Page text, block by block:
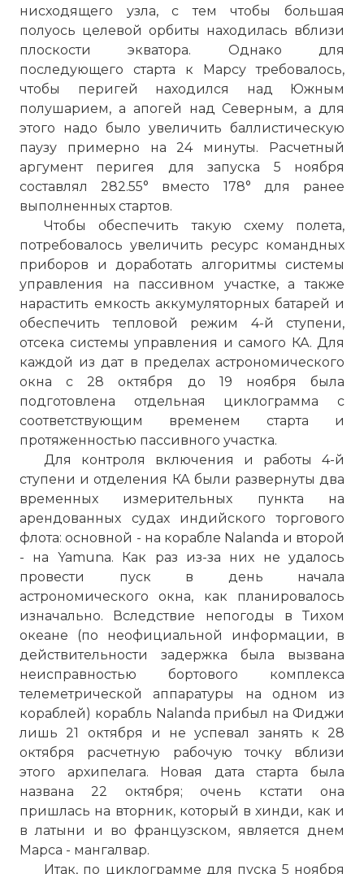
нисходящего узла, с тем чтобы большая
полуось целевой орбиты находилась вблизи
плоскости экватора. Однако для
последующего старта к Марсу требовалось,
чтобы перигей находился над Южным
полушарием, а апогей над Северным, а для
этого надо было увеличить баллистическую
паузу примерно на 24 минуты. Расчетный
аргумент перигея для запуска 5 ноября
составлял 282.55° вместо 178° для ранее
выполненных стартов.
Чтобы обеспечить такую схему полета,
потребовалось увеличить ресурс командных
приборов и доработать алгоритмы системы
управления на пассивном участке, а также
нарастить емкость аккумуляторных батарей и
обеспечить тепловой режим 4-й ступени,
отсека системы управления и самого КА. Для
каждой из дат в пределах астрономического
окна с 28 октября до 19 ноября была
подготовлена отдельная циклограмма с
соответствующим временем старта и
протяженностью пассивного участка.
Для контроля включения и работы 4-й
ступени и отделения КА были развернуты два
временных измерительных пункта на
арендованных судах индийского торгового
флота: основной - на корабле Nalanda и второй
- на Yamuna. Как раз из-за них не удалось
провести пуск в день начала
астрономического окна, как планировалось
изначально. Вследствие непогоды в Тихом
океане (по неофициальной информации, в
действительности задержка была вызвана
неисправностью бортового комплекса
телеметрической аппаратуры на одном из
кораблей) корабль Nalanda прибыл на Фиджи
лишь 21 октября и не успевал занять к 28
октября расчетную рабочую точку вблизи
этого архипелага. Новая дата старта была
названа 22 октября; очень кстати она
пришлась на вторник, который в хинди, как и
в латыни и во французском, является днем
Марса - мангалвар.
Итак, по циклограмме для пуска 5 ноября